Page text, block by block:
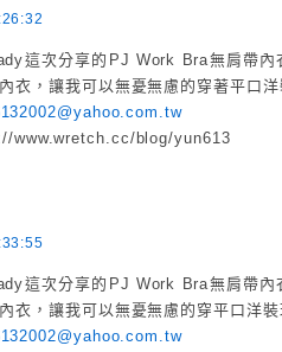
這次分享的PJ Work Bra無肩帶
衣，讓我可以無憂無慮的穿著平口
www.wretch.cc/blog/yun613
這次分享的PJ Work Bra無肩帶
衣，讓我可以無憂無慮的穿平口洋